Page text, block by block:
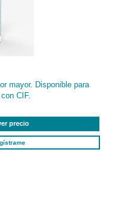
mayor. Disponible para
CIF.
precio